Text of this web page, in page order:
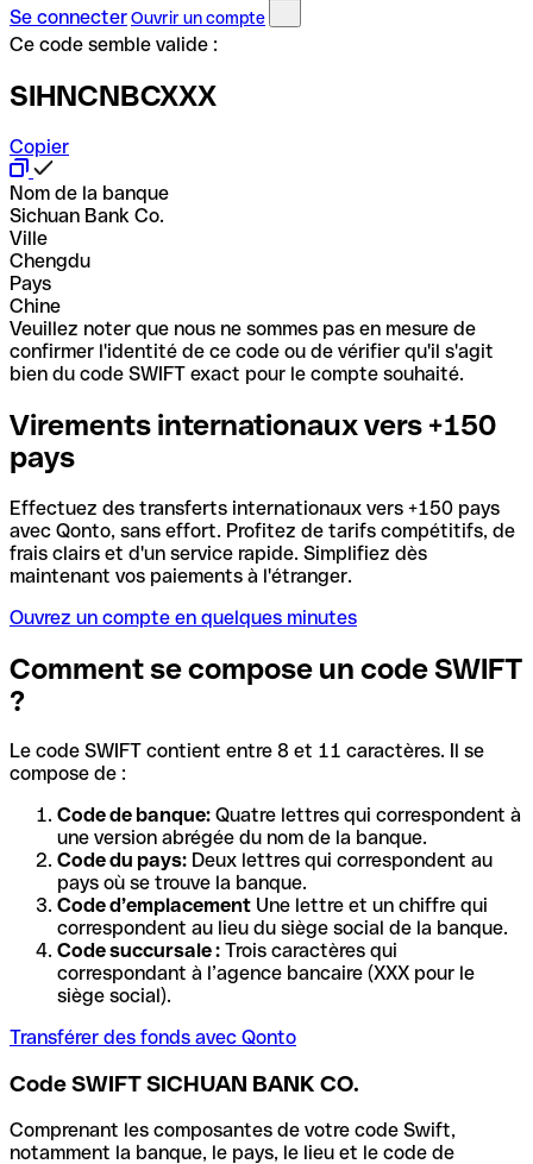
Se connecterOuvrir un compte
Ce code semble valide :
SIHNCNBCXXX
Copier
Nom de la banque
Sichuan Bank Co.
Ville
Chengdu
Pays
Chine
Veuillez noter que nous ne sommes pas en mesure de
confirmer l'identité de ce code ou de vérifier qu'il s'agit
bien du code SWIFT exact pour le compte souhaité.
Virements internationaux vers +150
pays
Effectuez des transferts internationaux vers +150 pays
avec Qonto, sans effort. Profitez de tarifs compétitifs, de
frais clairs et d'un service rapide. Simplifiez dès
maintenant vos paiements à l'étranger.
Ouvrez un compte en quelques minutes
Comment se compose un code SWIFT
?
Le code SWIFT contient entre 8 et 11 caractères. Il se
compose de :
Code de banque: Quatre lettres qui correspondent à
une version abrégée du nom de la banque.
Code du pays: Deux lettres qui correspondent au
pays où se trouve la banque.
Code d’emplacement Une lettre et un chiffre qui
correspondent au lieu du siège social de la banque.
Code succursale : Trois caractères qui
correspondant à l’agence bancaire (XXX pour le
siège social).
Transférer des fonds avec Qonto
Code SWIFT SICHUAN BANK CO.
Comprenant les composantes de votre code Swift,
notamment la banque, le pays, le lieu et le code de